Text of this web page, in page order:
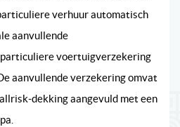
verhuur automatisch
aanvullende
voertuigverzekering
aanvullende verzekering omvat
dekking aangevuld met een